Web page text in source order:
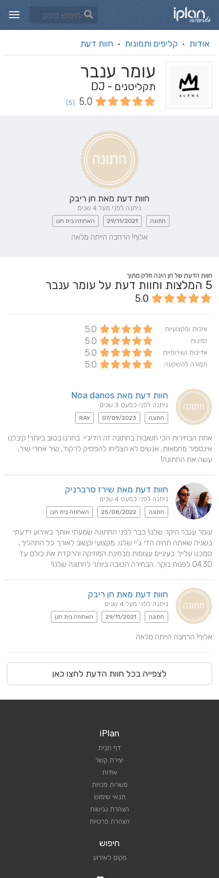
אודות · קליפים ותמונות · חוות דעת
עומר ענבר
תקליטנים - DJ
5.0
(5)
חוות דעת מאת חן ריבק
ניתנה לפני מעל 4 שנים
חתונה 29/11/2021 האחוזה בית חנן
אלוף! הרחבה הייתה מלאה
חוות הדעת של חן הינה חלק מתוך
5 המלצות וחוות דעת על עומר ענבר
5.0
איכות ומקצועיות 5.0
זמינות 5.0
אדיבות ושירותיות 5.0
תמורה להשקעה 5.0
חוות דעת מאת Noa danos
ניתנה לפני כמעט 3 שנים
חתונה 07/09/2023
RAY
עשה את החתונה!
חוות דעת מאת שירז סרברניק
ניתנה לפני כמעט 4 שנים
חתונה 25/08/2022 האחוזה בית חנן
04:30 לפנות בוקר. הבחירה הטובה ביותר לחתונה שלנו!
חוות דעת מאת חן ריבק
ניתנה לפני מעל 4 שנים
חתונה 29/11/2021 האחוזה בית חנן
אלוף! הרחבה הייתה מלאה
לצפייה בכל חוות הדעת לחצו כאן
iPlan
דף הבית
יצירת קשר
אודות
משרות פנויות
תנאי שימוש
הצהרת נגישות
הצהרת פרטיות
חיפוש
מקום לאירוע